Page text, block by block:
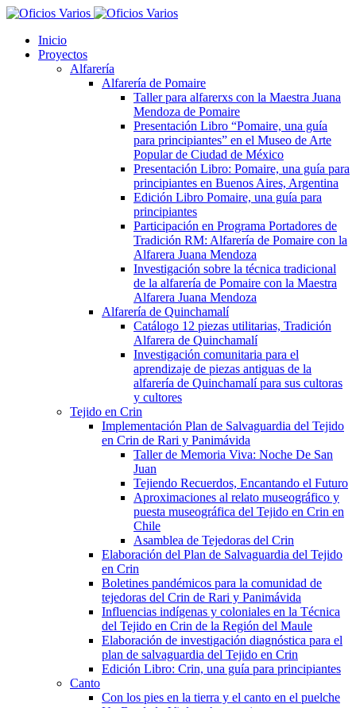
Inicio
Proyectos
Alfarería
Alfarería de Pomaire
Taller para alfarerxs con la Maestra Juana
Mendoza de Pomaire
Presentación Libro “Pomaire, una guía
para principiantes” en el Museo de Arte
Popular de Ciudad de México
Presentación Libro: Pomaire, una guía para
principiantes en Buenos Aires, Argentina
Edición Libro Pomaire, una guía para
principiantes
Participación en Programa Portadores de
Tradición RM: Alfarería de Pomaire con la
Alfarera Juana Mendoza
Investigación sobre la técnica tradicional
de la alfarería de Pomaire con la Maestra
Alfarera Juana Mendoza
Alfarería de Quinchamalí
Catálogo 12 piezas utilitarias, Tradición
Alfarera de Quinchamalí
Investigación comunitaria para el
aprendizaje de piezas antiguas de la
alfarería de Quinchamalí para sus cultoras
y cultores
Tejido en Crin
Implementación Plan de Salvaguardia del Tejido
en Crin de Rari y Panimávida
Taller de Memoria Viva: Noche De San
Juan
Tejiendo Recuerdos, Encantando el Futuro
Aproximaciones al relato museográfico y
puesta museográfica del Tejido en Crin en
Chile
Asamblea de Tejedoras del Crin
Elaboración del Plan de Salvaguardia del Tejido
en Crin
Boletines pandémicos para la comunidad de
tejedoras del Crin de Rari y Panimávida
Influencias indígenas y coloniales en la Técnica
del Tejido en Crin de la Región del Maule
Elaboración de investigación diagnóstica para el
plan de salvaguardia del Tejido en Crin
Edición Libro: Crin, una guía para principiantes
Canto
Con los pies en la tierra y el canto en el puelche